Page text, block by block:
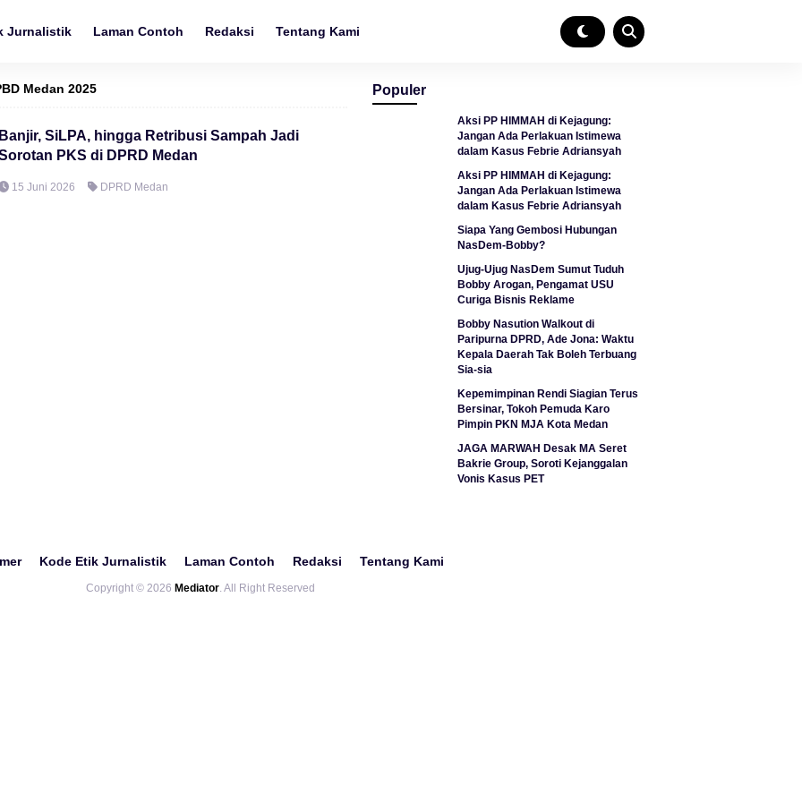
Jurnalistik Laman Contoh Redaksi Tentang Kami
Medan 2025
Banjir, SiLPA, hingga Retribusi Sampah Jadi
PKS di DPRD Medan
15 Juni 2026 DPRD Medan
Populer
Aksi PP HIMMAH di Kejagung:
Jangan Ada Perlakuan Istimewa
dalam Kasus Febrie Adriansyah
Aksi PP HIMMAH di Kejagung:
Jangan Ada Perlakuan Istimewa
dalam Kasus Febrie Adriansyah
Siapa Yang Gembosi Hubungan
NasDem-Bobby?
Ujug-Ujug NasDem Sumut Tuduh
Bobby Arogan, Pengamat USU
Curiga Bisnis Reklame
Bobby Nasution Walkout di
Paripurna DPRD, Ade Jona: Waktu
Kepala Daerah Tak Boleh Terbuang
Sia-sia
Kepemimpinan Rendi Siagian Terus
Bersinar, Tokoh Pemuda Karo
Pimpin PKN MJA Kota Medan
JAGA MARWAH Desak MA Seret
Bakrie Group, Soroti Kejanggalan
Vonis Kasus PET
Kode Etik Jurnalistik Laman Contoh Redaksi Tentang Kami
Copyright © 2026 Mediator. All Right Reserved